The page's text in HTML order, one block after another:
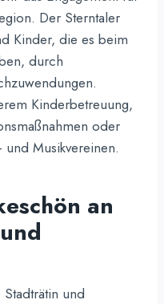
Der Sterntaler
Kinder, die es beim
durch
Kinderbetreuung,
oder
Musikvereinen.
an
und